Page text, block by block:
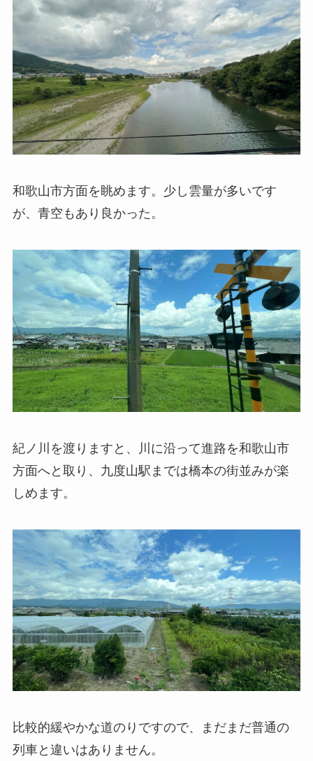
和歌山市方面を眺めます。少し雲量が多いです
が、青空もあり良かった。
紀ノ川を渡りますと、川に沿って進路を和歌山市
方面へと取り、九度山駅までは橋本の街並みが楽
しめます。
比較的緩やかな道のりですので、まだまだ普通の
列車と違いはありません。